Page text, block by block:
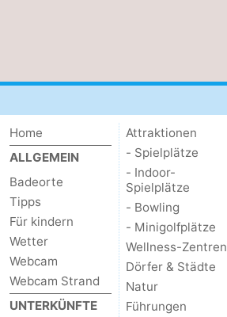
Home
ALLGEMEIN
Badeorte
Tipps
Für kindern
Wetter
Webcam
Webcam Strand
UNTERKÜNFTE
Attraktionen
- Spielplätze
- Indoor-
Spielplätze
- Bowling
- Minigolfplätze
Wellness-Zentren
Dörfer & Städte
Natur
Führungen